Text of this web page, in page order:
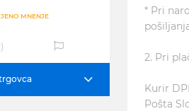
MNENJE
)
* Pri
2. Pri
Kurir
Pošta